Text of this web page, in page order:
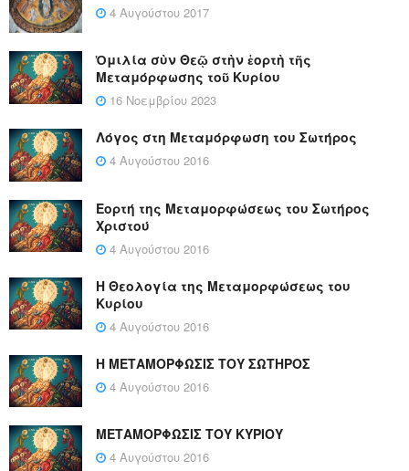
4 Αυγούστου 2017
Ὁμιλία σὺν Θεῷ στὴν ἑορτὴ τῆς
Μεταμόρφωσης τοῦ Κυρίου
16 Νοεμβρίου 2023
Λόγος στη Μεταμόρφωση του Σωτήρος
4 Αυγούστου 2016
Εορτή της Μεταμορφώσεως του Σωτήρος
Χριστού
4 Αυγούστου 2016
Η Θεολογία της Μεταμορφώσεως του
Κυρίου
4 Αυγούστου 2016
Η ΜΕΤΑΜΟΡΦΩΣΙΣ ΤΟΥ ΣΩΤΗΡΟΣ
4 Αυγούστου 2016
ΜΕΤΑΜΟΡΦΩΣΙΣ ΤΟΥ ΚΥΡΙΟΥ
4 Αυγούστου 2016